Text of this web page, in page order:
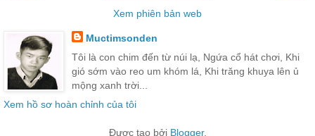
Xem phiên bản web
Muctimsonden
Tôi là con chim đến từ núi lạ, Ngứa cổ hát chơi, Khi
gió sớm vào reo um khóm lá, Khi trăng khuya lên ủ
mộng xanh trời...
Xem hồ sơ hoàn chỉnh của tôi
Được tạo bởi Blogger.